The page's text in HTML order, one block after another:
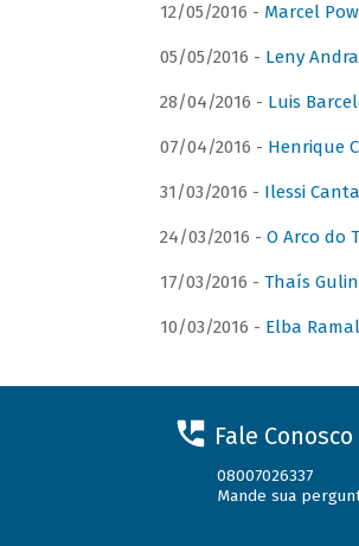
12/05/2016 - Marcel
05/05/2016 - Leny
28/04/2016 - Luis
07/04/2016 - Henrique
31/03/2016 - Ilessi Canta
24/03/2016 - O Arco do
17/03/2016 - Thaís Gulin
10/03/2016 - Elba
Fale Conosco
08007026337
Mande sua